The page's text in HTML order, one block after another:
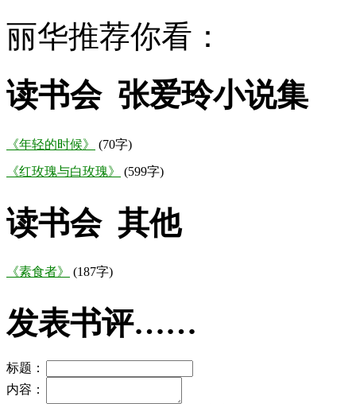
丽华推荐你看：
读书会 张爱玲小说集
《年轻的时候》
(70字)
《红玫瑰与白玫瑰》
(599字)
读书会 其他
《素食者》 (187字)
发表书评……
标题：
内容：